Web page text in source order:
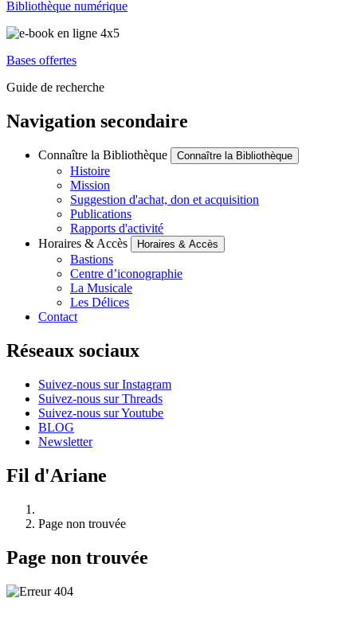
Bibliothèque numérique
Bases offertes
Guide de recherche
Navigation secondaire
Connaître la Bibliothèque Connaître la Bibliothèque
Histoire
Mission
Suggestion d'achat, don et acquisition
Publications
Rapports d'activité
Horaires & Accès
Horaires & Accès
Bastions
Centre d’iconographie
La Musicale
Les Délices
Contact
Réseaux sociaux
Suivez-nous sur Instagram
Suivez-nous sur Threads
Suivez-nous sur Youtube
BLOG
Newsletter
Fil d'Ariane
Page non trouvée
Page non trouvée